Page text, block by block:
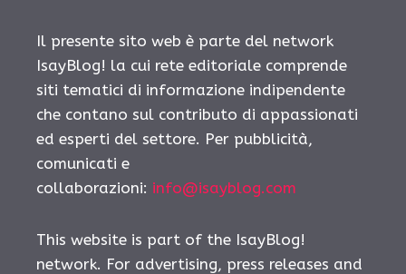
Il presente sito web è parte del network
IsayBlog! la cui rete editoriale comprende
siti tematici di informazione indipendente
che contano sul contributo di appassionati
ed esperti del settore. Per pubblicità,
comunicati e
collaborazioni: info@isayblog.com
This website is part of the IsayBlog!
network. For advertising, press releases and